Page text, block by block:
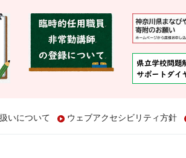
いについて ウェブアクセシビリティ方針